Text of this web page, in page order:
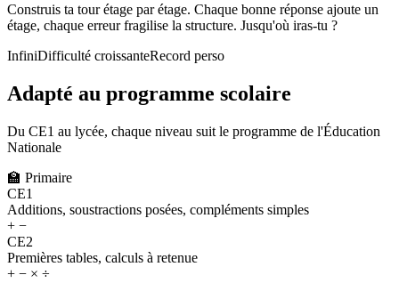
Construis ta tour étage par étage. Chaque bonne réponse ajoute un
étage, chaque erreur fragilise la structure. Jusqu'où iras-tu ?
InfiniDifficulté croissanteRecord perso
Adapté au programme scolaire
Du CE1 au lycée, chaque niveau suit le programme de l'Éducation
Nationale
🏫 Primaire
CE1
Additions, soustractions posées, compléments simples
+ −
CE2
Premières tables, calculs à retenue
+ − × ÷